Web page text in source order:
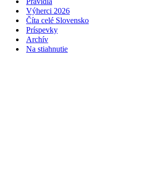
Výherci 2026
Číta celé Slovensko
Príspevky
Archív
Na stiahnutie